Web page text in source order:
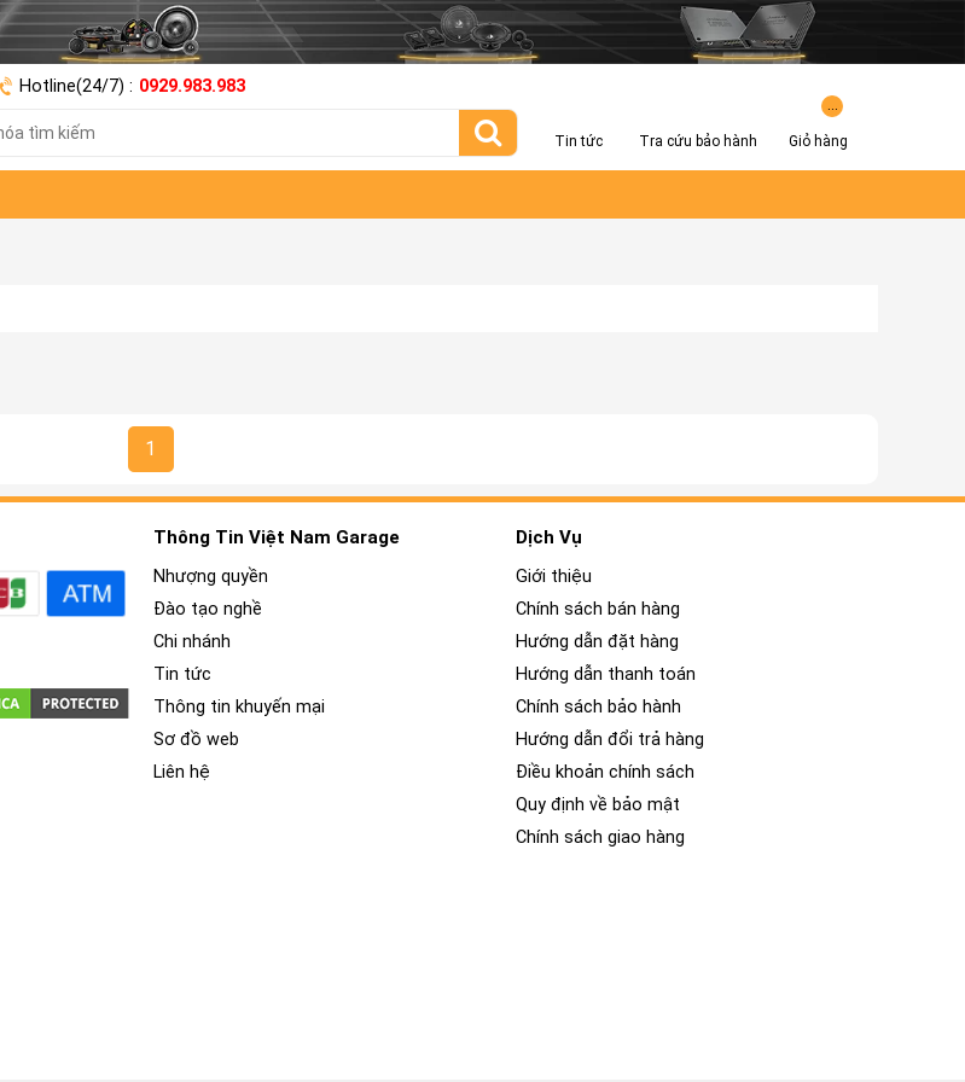
Hotline(24/7) : 0929.983.983
Tin tức Tra cứu bảo hành Giỏ hàng
1
Thông Tin Việt Nam Garage
Nhượng quyền
Đào tạo nghề
Chi nhánh
Tin tức
Thông tin khuyến mại
Sơ đồ web
Liên hệ
Dịch Vụ
Giới thiệu
Chính sách bán hàng
Hướng dẫn đặt hàng
Hướng dẫn thanh toán
Chính sách bảo hành
Hướng dẫn đổi trả hàng
Điều khoản chính sách
Quy định về bảo mật
Chính sách giao hàng